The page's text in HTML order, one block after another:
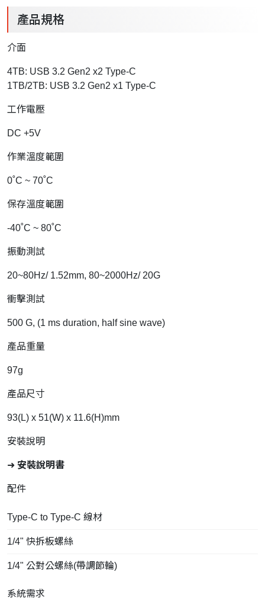
產品規格
介面
4TB: USB 3.2 Gen2 x2 Type-C
1TB/2TB: USB 3.2 Gen2 x1 Type-C
工作電壓
DC +5V
作業溫度範圍
0˚C ~ 70˚C
保存溫度範圍
-40˚C ~ 80˚C
振動測試
20~80Hz/ 1.52mm, 80~2000Hz/ 20G
衝擊測試
500 G, (1 ms duration, half sine wave)
產品重量
97g
產品尺寸
93(L) x 51(W) x 11.6(H)mm
安裝說明
➜ 安裝說明書
配件
Type-C to Type-C 線材
1/4" 快拆板螺絲
1/4" 公對公螺絲(帶調節輪)
系統需求